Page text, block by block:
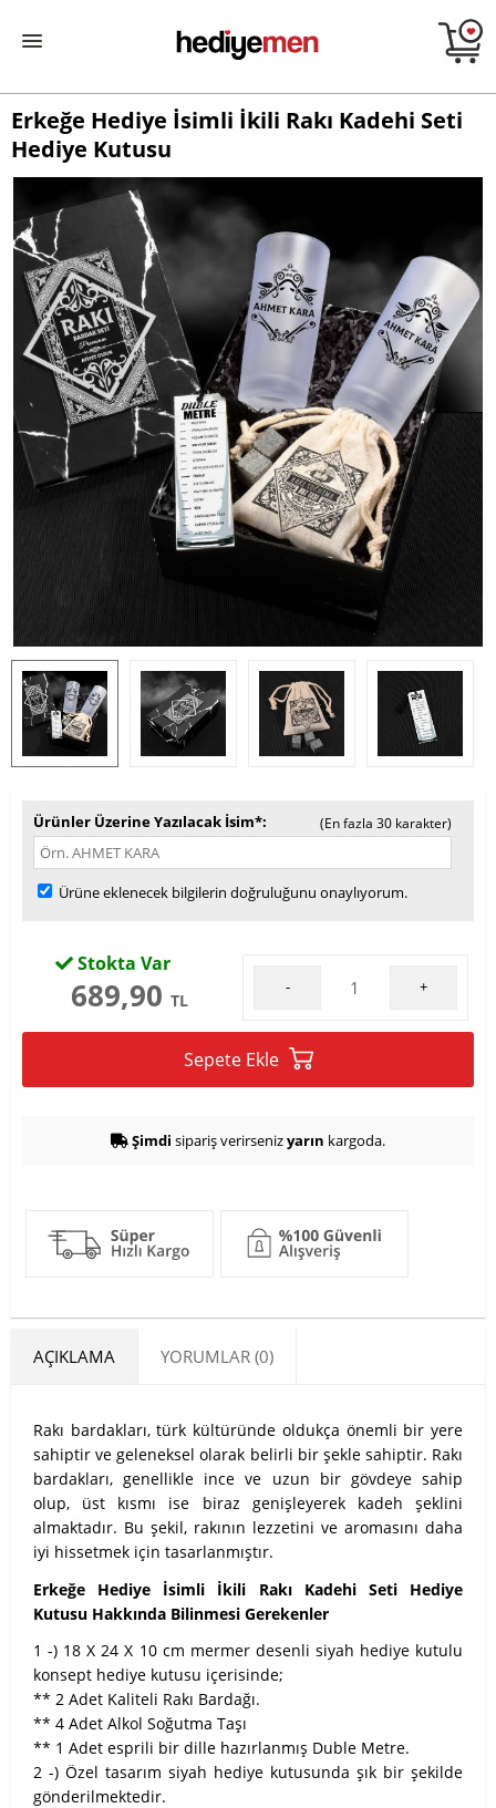
Erkeğe Hediye İsimli İkili Rakı Kadehi Seti
Hediye Kutusu
Ürünler Üzerine Yazılacak İsim* (En fazla 30 karakter)
Ürüne eklenecek bilgilerin doğruluğunu onaylıyorum.
Stokta Var
689,90 TL
- +
Sepete Ekle
Şimdi sipariş verirsenizyarın kargoda.
AÇIKLAMA YORUMLAR (0)
Rakı bardakları, türk kültüründe oldukça önemli bir yere
sahiptir ve geleneksel olarak belirli bir şekle sahiptir. Rakı
bardakları, genellikle ince ve uzun bir gövdeye sahip
olup, üst kısmı ise biraz genişleyerek kadeh şeklini
almaktadır. Bu şekil, rakının lezzetini ve aromasını daha
iyi hissetmek için tasarlanmıştır.
Erkeğe Hediye İsimli İkili Rakı Kadehi Seti Hediye
Kutusu Hakkında Bilinmesi Gerekenler
1 -) 18 X 24 X 10 cm mermer desenli siyah hediye kutulu
konsept hediye kutusu içerisinde;
** 2 Adet Kaliteli Rakı Bardağı.
** 4 Adet Alkol Soğutma Taşı
** 1 Adet esprili bir dille hazırlanmış Duble Metre.
2 -) Özel tasarım siyah hediye kutusunda şık bir şekilde
gönderilmektedir.